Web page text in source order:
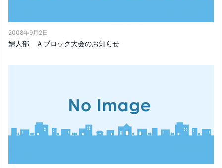
2008年9月2日
婦人部 Ａブロック大会のお知らせ